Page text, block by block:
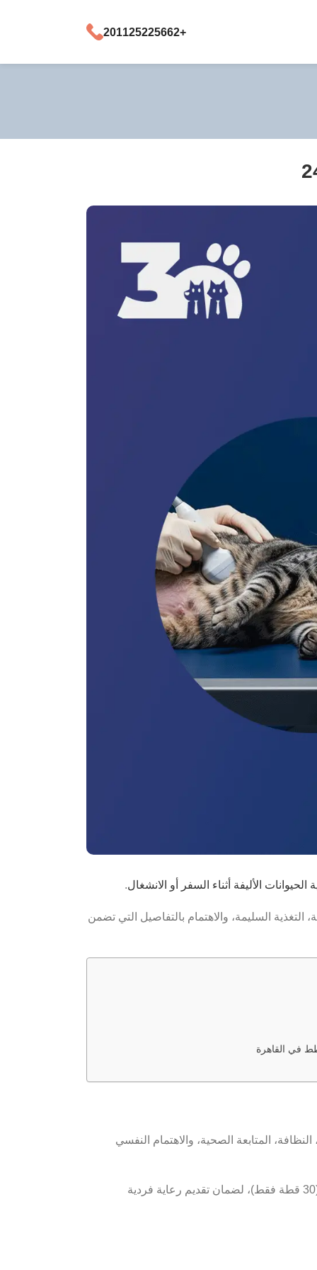
+201125225662
الأليفة أثناء السفر أو الانشغال.
السليمة، والاهتمام بالتفاصيل التي تضمن
في القاهرة
المتابعة الصحية، والاهتمام النفسي
يعتمد نظام العدد المحدود (30 قطة فقط)، لضمان تقديم رعاية فردية